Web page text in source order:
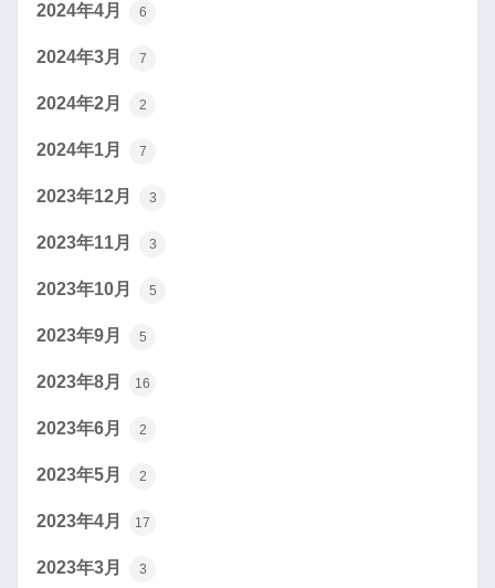
2024年4月 6
2024年3月 7
2024年2月 2
2024年1月 7
2023年12月 3
2023年11月 3
2023年10月 5
2023年9月 5
2023年8月 16
2023年6月 2
2023年5月 2
2023年4月 17
2023年3月 3